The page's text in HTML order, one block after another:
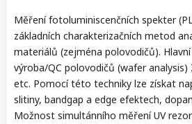
Měření fotoluminiscenčních spekter
základních charakterizačních metod
materiálů (zejména polovodičů).
výroba/QC polovodičů (wafer analysis)
etc. Pomocí této techniky lze získat
slitiny, bandgap a edge efektech,
Možnost simultánního měření UV